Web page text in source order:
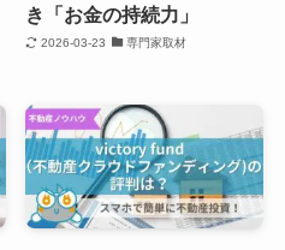
き「お金の持続力」
2026-03-23 専門家取材